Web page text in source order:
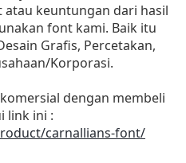
keuntungan dari hasil
font kami. Baik itu
Grafis, Percetakan,
Korporasi.
dengan membeli
link ini :
carnallians-font/